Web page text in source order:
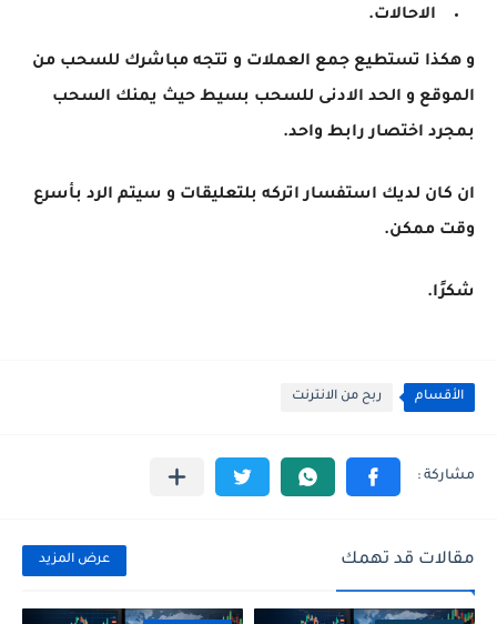
الاحالات.
و هكذا تستطيع جمع العملات و تتجه مباشرك للسحب من
الموقع و الحد الادنى للسحب بسيط حيث يمنك السحب
بمجرد اختصار رابط واحد.
ان كان لديك استفسار اتركه بلتعليقات و سيتم الرد بأسرع
وقت ممكن.
شكرًا.
الأقسام ربح من الانترنت
مقالات قد تهمك عرض المزيد